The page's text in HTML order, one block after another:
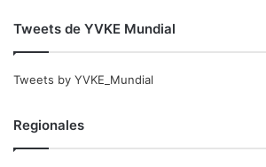
Tweets de YVKE Mundial
Tweets by YVKE_Mundial
Regionales